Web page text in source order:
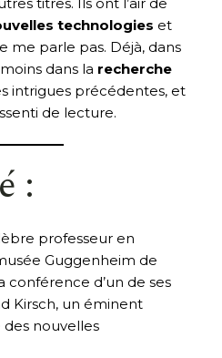
technologies et
me parle pas. Déjà, dans
dans la recherche
intrigues précédentes, et
de lecture.
:
professeur en
Guggenheim de
conférence d’un de ses
Kirsch, un éminent
nouvelles